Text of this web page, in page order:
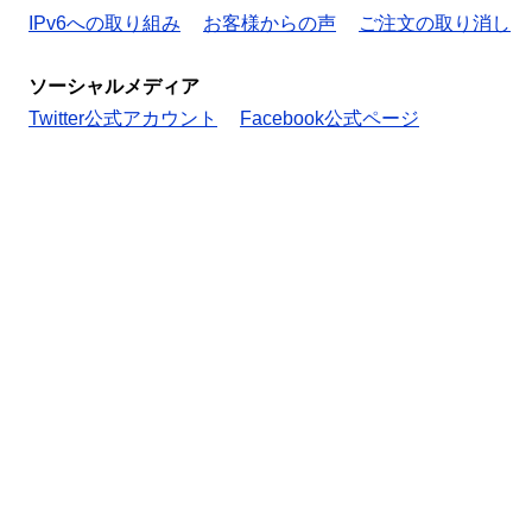
IPv6への取り組み
お客様からの声 ご注文の取り消し
ソーシャルメディア
Twitter公式アカウント
Facebook公式ページ